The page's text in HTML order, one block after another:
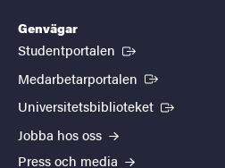
Genvägar
Studentportalen (Extern länk)
Medarbetarportalen (Extern länk)
Universitetsbiblioteket (Extern länk)
Jobba hos oss
Press och media